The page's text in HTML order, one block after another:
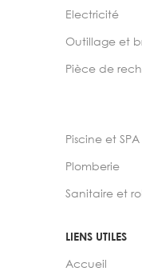
Electricité
Outillage et
Pièce de
Piscine et SPA
Plomberie
Sanitaire et
LIENS UTILES
Accueil